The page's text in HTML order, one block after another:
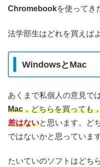
Chromebookを使ってき
法学部生はどれを買えば
WindowsとMac
あくまで私個人の意見で
Mac，どちらを買っても
差はないと思います。ど
ではないかと思っています
たいていのソフトはどち